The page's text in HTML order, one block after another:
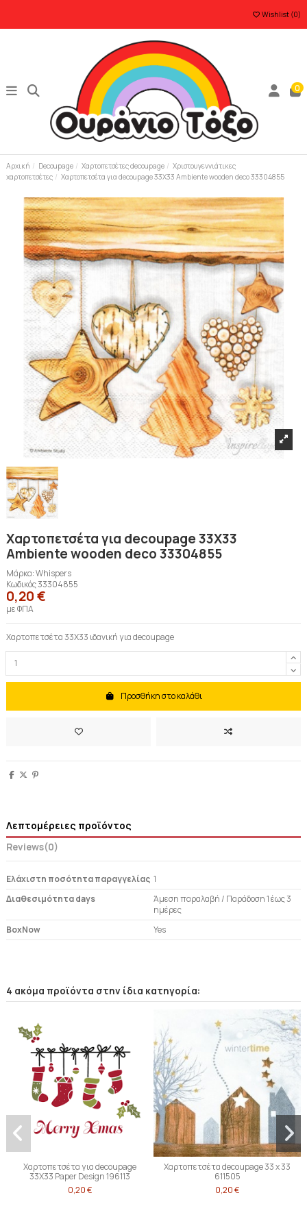
Wishlist (0)
0
Αρχική Decoupage Χαρτοπετσέτες decoupage
Χριστουγεννιάτικες
χαρτοπετσέτες
Χαρτοπετσέτα για decoupage 33Χ33 Ambiente wooden deco 33304855
Χαρτοπετσέτα για decoupage 33Χ33
Ambiente wooden deco 33304855
Μάρκα:Whispers
Κωδικός33304855
0,20 €
με ΦΠΑ
Χαρτοπετσέτα 33Χ33 ιδανική για decoupage
Προσθήκη στο καλάθι
Λεπτομέρειες προϊόντος
Reviews(0)
Ελάχιστη ποσότητα παραγγελίας 1
Διαθεσιμότητα days
Άμεση παραλαβή / Παράδoση 1 έως 3
ημέρες
BoxNow
Yes
4 ακόμα προϊόντα στην ίδια κατηγορία:
Χαρτοπετσέτα για decoupage
33X33 Paper Design 196113
0,20 €
Χαρτοπετσέτα decoupage 33 x 33
611505
0,20 €